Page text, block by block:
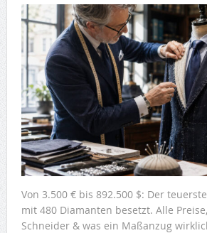
Von 3.500 € bis 892.500 $: Der
mit 480 Diamanten besetzt. Alle
Schneider & was ein Maßanzug